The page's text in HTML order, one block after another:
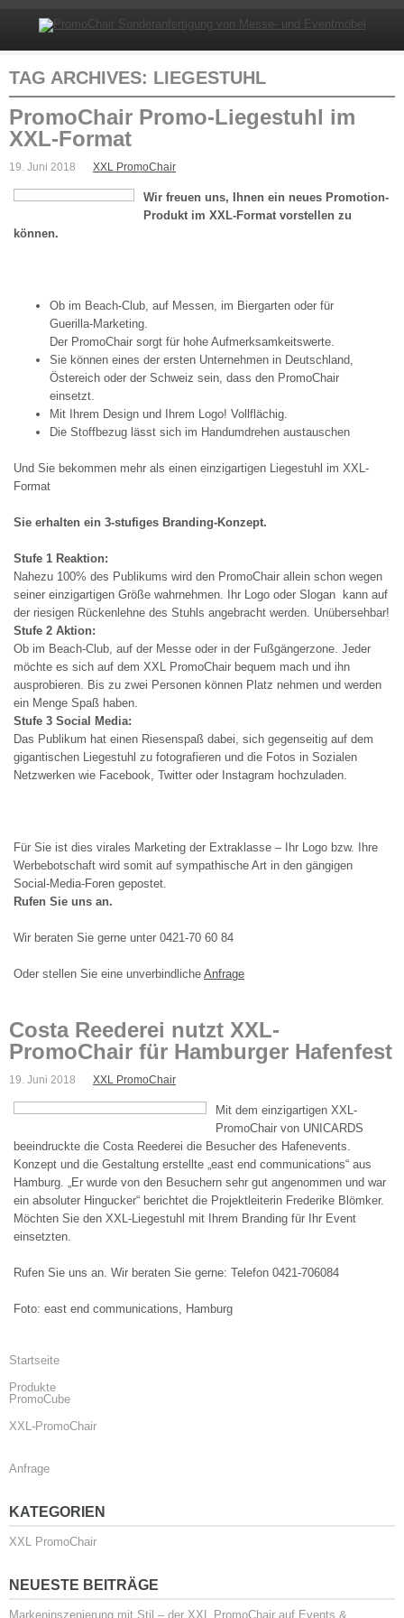
TAG ARCHIVES: LIEGESTUHL
PromoChair Promo-Liegestuhl im
XXL-Format
19. Juni 2018 XXL PromoChair
Wir freuen uns, Ihnen ein neues Promotion-
Produkt im XXL-Format vorstellen zu
können.
Ob im Beach-Club, auf Messen, im Biergarten oder für
Guerilla-Marketing.
Der PromoChair sorgt für hohe Aufmerksamkeitswerte.
Sie können eines der ersten Unternehmen in Deutschland,
Östereich oder der Schweiz sein, dass den PromoChair
einsetzt.
Mit Ihrem Design und Ihrem Logo! Vollflächig.
Die Stoffbezug lässt sich im Handumdrehen austauschen
Und Sie bekommen mehr als einen einzigartigen Liegestuhl im XXL-
Format
Sie erhalten ein 3-stufiges Branding-Konzept.
Stufe 1 Reaktion:
Nahezu 100% des Publikums wird den PromoChair allein schon wegen
seiner einzigartigen Größe wahrnehmen. Ihr Logo oder Slogan kann auf
der riesigen Rückenlehne des Stuhls angebracht werden. Unübersehbar!
Stufe 2 Aktion:
Ob im Beach-Club, auf der Messe oder in der Fußgängerzone. Jeder
möchte es sich auf dem XXL PromoChair bequem mach und ihn
ausprobieren. Bis zu zwei Personen können Platz nehmen und werden
ein Menge Spaß haben.
Stufe 3 Social Media:
Das Publikum hat einen Riesenspaß dabei, sich gegenseitig auf dem
gigantischen Liegestuhl zu fotografieren und die Fotos in Sozialen
Netzwerken wie Facebook, Twitter oder Instagram hochzuladen.
Für Sie ist dies virales Marketing der Extraklasse – Ihr Logo bzw. Ihre
Werbebotschaft wird somit auf sympathische Art in den gängigen
Social-Media-Foren gepostet.
Rufen Sie uns an.
Wir beraten Sie gerne unter 0421-70 60 84
Oder stellen Sie eine unverbindliche Anfrage
Costa Reederei nutzt XXL-
PromoChair für Hamburger Hafenfest
19. Juni 2018 XXL PromoChair
Mit dem einzigartigen XXL-
PromoChair von UNICARDS
beeindruckte die Costa Reederei die Besucher des Hafenevents.
Konzept und die Gestaltung erstellte „east end communications“ aus
Hamburg. „Er wurde von den Besuchern sehr gut angenommen und war
ein absoluter Hingucker“ berichtet die Projektleiterin Frederike Blömker.
Möchten Sie den XXL-Liegestuhl mit Ihrem Branding für Ihr Event
einsetzten.
Rufen Sie uns an. Wir beraten Sie gerne: Telefon 0421-706084
Foto: east end communications, Hamburg
Startseite
Produkte
PromoCube
XXL-PromoChair
Anfrage
KATEGORIEN
XXL PromoChair
NEUESTE BEITRÄGE
Markeninszenierung mit Stil – der XXL PromoChair auf Events &